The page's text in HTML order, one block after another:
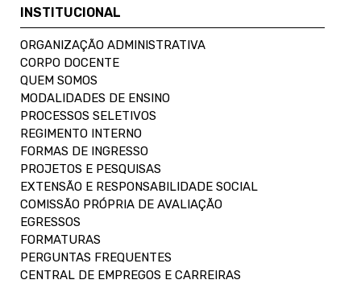
INSTITUCIONAL
ORGANIZAÇÃO ADMINISTRATIVA
CORPO DOCENTE
QUEM SOMOS
MODALIDADES DE ENSINO
PROCESSOS SELETIVOS
REGIMENTO INTERNO
FORMAS DE INGRESSO
PROJETOS E PESQUISAS
EXTENSÃO E RESPONSABILIDADE SOCIAL
COMISSÃO PRÓPRIA DE AVALIAÇÃO
EGRESSOS
FORMATURAS
PERGUNTAS FREQUENTES
CENTRAL DE EMPREGOS E CARREIRAS